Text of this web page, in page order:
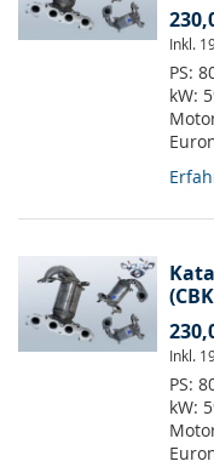
Inkl.
PS:
kW:
Inkl.
PS:
kW: